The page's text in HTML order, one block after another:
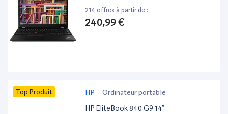
214 offres à partir de :
240,99 €
Top Produit HP - Ordinateur portable
HP EliteBook 840 G9 14”